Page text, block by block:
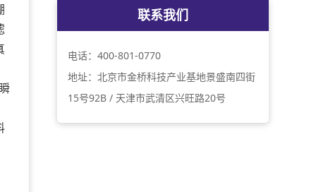
联系我们
电话：400-801-0770
地址：北京市金桥科技产业基地景盛南四街
15号92B / 天津市武清区兴旺路20号